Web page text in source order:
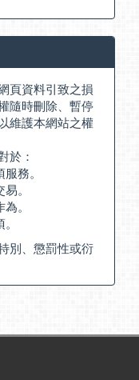
頁資料引致之損
隨時刪除、暫停
維護本網站之權
於：
務。
。
。
別、懲罰性或衍